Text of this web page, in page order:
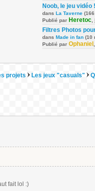
Noob, le jeu vidéo !
dans La Taverne
Publié par Heretoc
Filtres Photos
dans Made in fan (10
Publié par Ophaniel
projets Les jeux "casuals"
fait lol :)